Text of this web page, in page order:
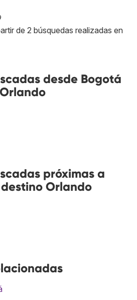
de 2 búsquedas realizadas en
desde Bogotá
próximas a
Orlando